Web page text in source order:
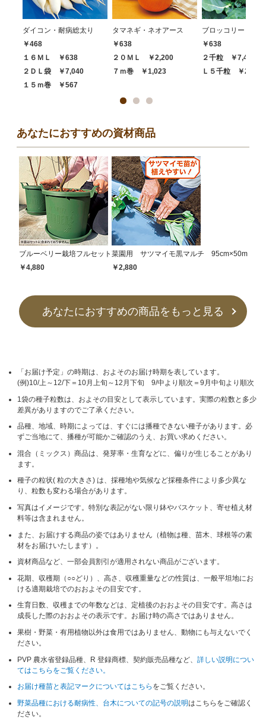
ダイコン・耐病総太り
￥468
１６ＭＬ ￥638
２ＤＬ袋 ￥7,040
１５ｍ巻 ￥567
タマネギ・ネオアース
￥638
２０ＭＬ ￥2,200
７ｍ巻 ￥1,023
ブロッコリー・ハ
￥638
２千粒 ￥7,480
Ｌ５千粒 ￥
あなたにおすすめの資材商品
ブルーベリー栽培フルセット
￥4,880
菜園用 サツマイモ黒マルチ 95cm×50m
￥2,880
あなたにおすすめの商品をもっと見る
「お届け予定」の時期は、およそのお届け時期を表しています。
(例)10/上～12/下＝10月上旬～12月下旬 9/中より順次＝9月中旬より順次
1袋の種子粒数は、およその目安として表示しています。実際の粒数と多少
差異がありますのでご了承ください。
品種、地域、時期によっては、すぐには播種できない種子があります。必
ずご当地にて、播種が可能かご確認のうえ、お買い求めください。
混合（ミックス）商品は、発芽率・生育などに、偏りが生じることがあり
ます。
種子の粒状( 粒の大きさ) は、採種地や気候など採種条件により多少異な
り、粒数も変わる場合があります。
写真はイメージです。特別な表記がない限り鉢やバスケット、寄せ植え材
料等は含まれません。
また、お届けする商品の姿ではありません（植物は種、苗木、球根等の素
材をお届けいたします）。
資材商品など、一部会員割引が適用されない商品がございます。
花期、収穫期（○○どり）、高さ、収穫重量などの性質は、一般平坦地にお
ける適期栽培でのおおよその目安です。
生育日数、収穫までの年数などは、定植後のおおよその目安です。高さは
成長した際のおおよその表示です。お届け時の高さではありません。
果樹・野菜・有用植物以外は食用ではありません、動物にも与えないでく
ださい。
PVP 農水省登録品種、R 登録商標、契約販売品種など、詳しい説明につい
てはこちらをご覧ください。
お届け種苗と表記マークについてはこちら をご覧ください。
野菜品種における耐病性、台木についての記号の説明はこちらをご確認く
ださい。